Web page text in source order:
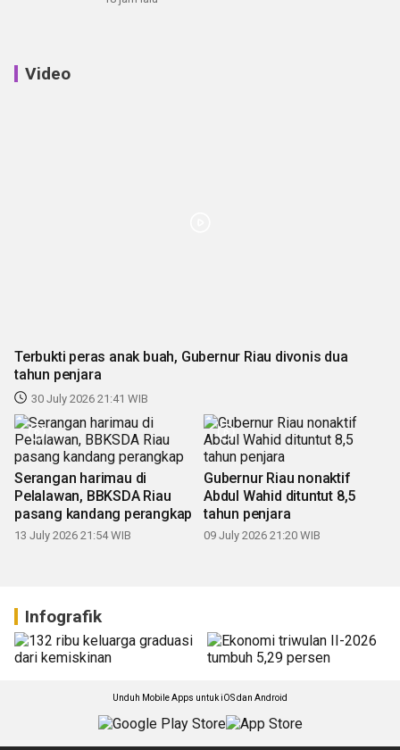
Video
Terbukti peras anak buah, Gubernur Riau divonis dua
tahun penjara
30 July 2026 21:41 WIB
13 July 2026 21:54 WIB